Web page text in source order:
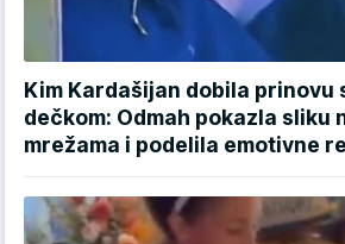
Kim Kardašijan dobila prinovu
dečkom: Odmah pokazla sliku
mrežama i podelila emotivne